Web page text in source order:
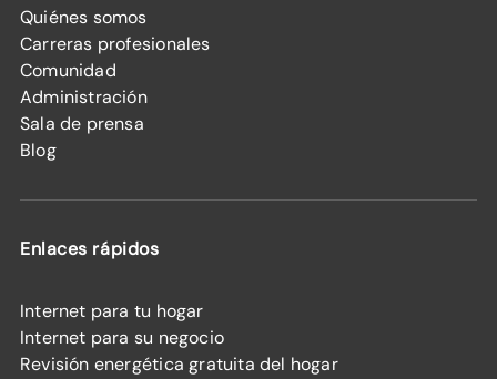
Quiénes somos
Carreras profesionales
Comunidad
Administración
Sala de prensa
Blog
Enlaces rápidos
Internet para tu hogar
Internet para su negocio
Revisión energética gratuita del hogar